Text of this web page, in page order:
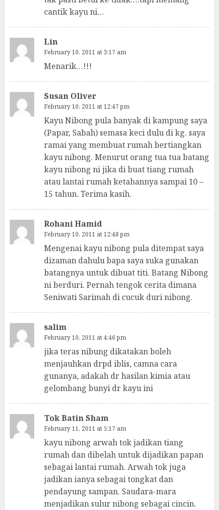
cantik kayu ni…
Lin
February 10, 2011 at 3:17 am
Menarik…!!!
Susan Oliver
February 10, 2011 at 12:47 pm
Kayu Nibong pula banyak di kampung saya
(Papar, Sabah) semasa keci dulu di kg. saya
ramai yang membuat rumah bertiangkan
kayu nibong. Menurut orang tua tua batang
kayu nibong ni jika di buat tiang rumah
atau lantai rumah ketahannya sampai 10 –
15 tahun. Terima kasih.
Rohani Hamid
February 10, 2011 at 12:48 pm
Mengenai kayu nibong pula ditempat saya
dizaman dahulu bapa saya suka gunakan
batangnya untuk dibuat titi. Batang Nibong
ni berduri. Pernah tengok cerita dimana
Seniwati Sarimah di cucuk duri nibong.
salim
February 10, 2011 at 4:46 pm
jika teras nibung dikatakan boleh
menjauhkan drpd iblis, camna cara
gunanya, adakah dr hasilan kimia atau
gelombang bunyi dr kayu ini
Tok Batin Sham
February 11, 2011 at 5:17 am
kayu nibong arwah tok jadikan tiang
rumah dan dibelah untuk dijadikan papan
sebagai lantai rumah. Arwah tok juga
jadikan ianya sebagai tongkat dan
pendayung sampan. Saudara-mara
menjadikan sulur nibong sebagai cincin.